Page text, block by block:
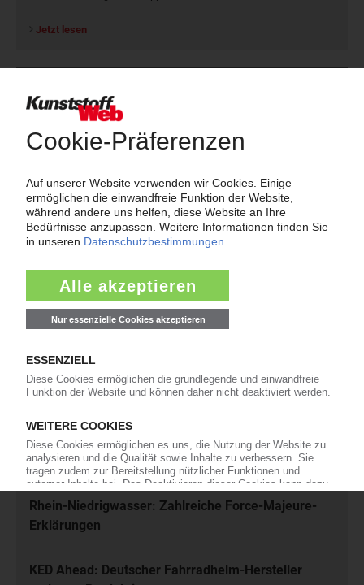
Jetzt lesen
Die wichtigsten Nachrichten und Neuigkeiten aus der
Kunststoffbranche – jeden Tag brandaktuell!
Ich habe dieDatenschutzbestimmungenzur Kenntnis genommen
und akzeptiere diese.
Meistgelesen
Karl Hess: Automobilzulieferer ist insolvent
Rhein-Niedrigwasser: Zahlreiche Force-Majeure-
Erklärungen
KED Ahead: Deutscher Fahrradhelm-Hersteller